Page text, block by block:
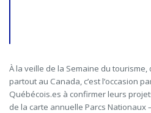
À la veille de la Semaine du
partout au Canada, c’est l’occasion
Québécois.es à confirmer leurs
de la carte annuelle Parcs Nationaux